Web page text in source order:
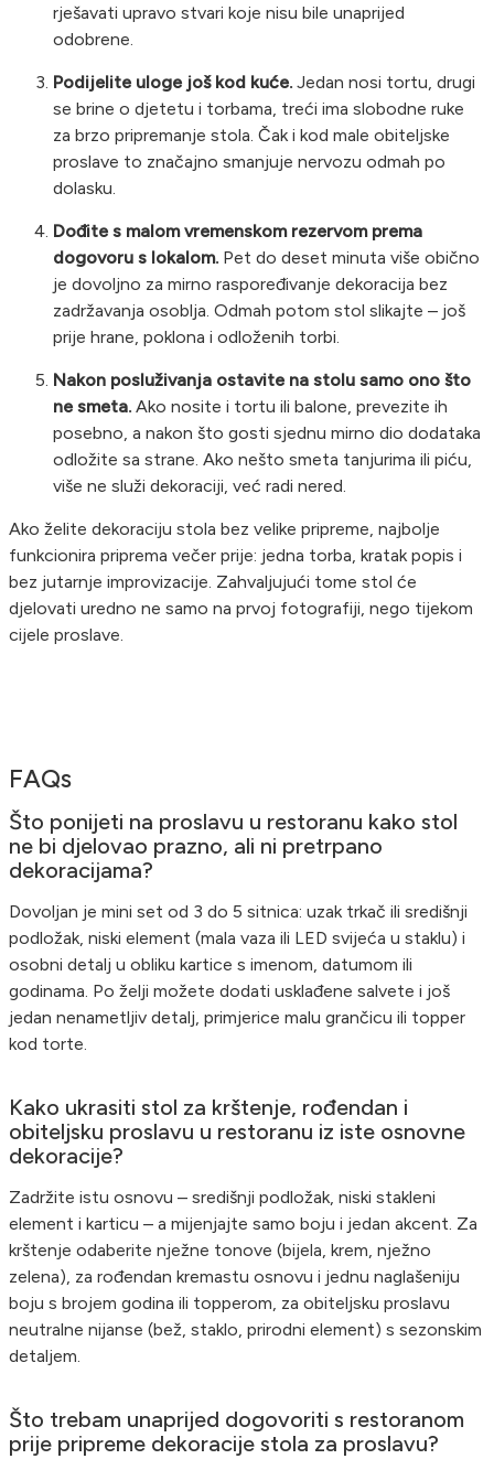
rješavati upravo stvari koje nisu bile unaprijed
odobrene.
Podijelite uloge još kod kuće. Jedan nosi tortu, drugi
se brine o djetetu i torbama, treći ima slobodne ruke
za brzo pripremanje stola. Čak i kod male obiteljske
proslave to značajno smanjuje nervozu odmah po
dolasku.
Dođite s malom vremenskom rezervom prema
dogovoru s lokalom. Pet do deset minuta više obično
je dovoljno za mirno raspoređivanje dekoracija bez
zadržavanja osoblja. Odmah potom stol slikajte – još
prije hrane, poklona i odloženih torbi.
Nakon posluživanja ostavite na stolu samo ono što
ne smeta. Ako nosite i tortu ili balone, prevezite ih
posebno, a nakon što gosti sjednu mirno dio dodataka
odložite sa strane. Ako nešto smeta tanjurima ili piću,
više ne služi dekoraciji, već radi nered.
Ako želite dekoraciju stola bez velike pripreme, najbolje
funkcionira priprema večer prije: jedna torba, kratak popis i
bez jutarnje improvizacije. Zahvaljujući tome stol će
djelovati uredno ne samo na prvoj fotografiji, nego tijekom
cijele proslave.
FAQs
Što ponijeti na proslavu u restoranu kako stol
ne bi djelovao prazno, ali ni pretrpano
dekoracijama?
Dovoljan je mini set od 3 do 5 sitnica: uzak trkač ili središnji
podložak, niski element (mala vaza ili LED svijeća u staklu) i
osobni detalj u obliku kartice s imenom, datumom ili
godinama. Po želji možete dodati usklađene salvete i još
jedan nenametljiv detalj, primjerice malu grančicu ili topper
kod torte.
Kako ukrasiti stol za krštenje, rođendan i
obiteljsku proslavu u restoranu iz iste osnovne
dekoracije?
Zadržite istu osnovu – središnji podložak, niski stakleni
element i karticu – a mijenjajte samo boju i jedan akcent. Za
krštenje odaberite nježne tonove (bijela, krem, nježno
zelena), za rođendan kremastu osnovu i jednu naglašeniju
boju s brojem godina ili topperom, za obiteljsku proslavu
neutralne nijanse (bež, staklo, prirodni element) s sezonskim
detaljem.
Što trebam unaprijed dogovoriti s restoranom
prije pripreme dekoracije stola za proslavu?